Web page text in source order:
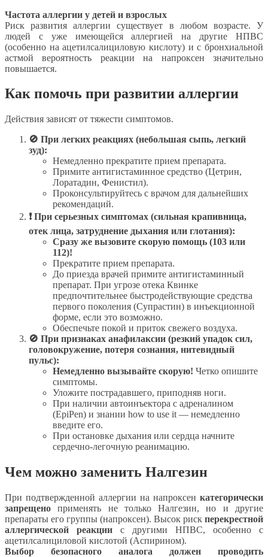
Частота аллергии у детей и взрослых
Риск развития аллергии существует в любом возрасте. У
людей с уже имеющейся аллергией на другие НПВС
(особенно на ацетилсалициловую кислоту) и с бронхиальной
астмой вероятность реакции на напроксен значительно
повышается.
Как помочь при развитии аллергии
Действия зависят от тяжести симптомов.
🚫 При легких реакциях (небольшая сыпь, легкий
зуд):
Немедленно прекратите прием препарата.
Примите антигистаминное средство (Цетрин,
Лоратадин, Фенистил).
Проконсультируйтесь с врачом для дальнейших
рекомендаций.
❗ При серьезных симптомах (сильная крапивница,
отек лица, затруднение дыхания или глотания):
Сразу же вызовите скорую помощь (103 или
112)!
Прекратите прием препарата.
До приезда врачей примите антигистаминный
препарат. При угрозе отека Квинке
предпочтительнее быстродействующие средства
первого поколения (Супрастин) в инъекционной
форме, если это возможно.
Обеспечьте покой и приток свежего воздуха.
🚫 При признаках анафилаксии (резкий упадок сил,
головокружение, потеря сознания, нитевидный
пульс):
Немедленно вызывайте скорую! Четко опишите
симптомы.
Уложите пострадавшего, приподняв ноги.
При наличии автоинъектора с адреналином
(EpiPen) и знании how to use it — немедленно
введите его.
При остановке дыхания или сердца начните
сердечно-легочную реанимацию.
Чем можно заменить Налгезин
При подтвержденной аллергии на напроксен категорически
запрещено применять не только Налгезин, но и другие
препараты его группы (напроксен). Высок риск перекрестной
аллергической реакции с другими НПВС, особенно с
ацетилсалициловой кислотой (Аспирином).
Выбор безопасного аналога должен проводить